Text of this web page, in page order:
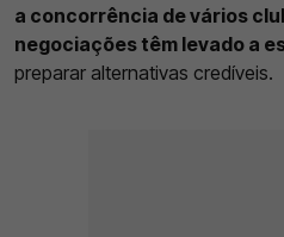
a concorrência de vários
negociações têm levado a
preparar alternativas credíveis.